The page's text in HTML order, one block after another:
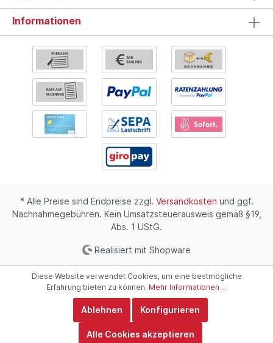
Informationen
* Alle Preise sind Endpreise zzgl. Versandkosten und ggf.
Nachnahmegebühren. Kein Umsatzsteuerausweis gemäß §19,
Abs. 1 UStG.
Realisiert mit Shopware
Diese Website verwendet Cookies, um eine bestmögliche
Erfahrung bieten zu können. Mehr Informationen ...
Ablehnen Konfigurieren
Alle Cookies akzeptieren